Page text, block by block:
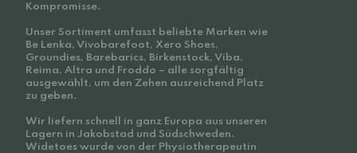
Kompromisse.
Unser Sortiment umfasst beliebte Marken wie
Be Lenka, Vivobarefoot, Xero Shoes,
Groundies, Barebarics, Birkenstock, Viba,
Reima, Altra und Froddo – alle sorgfältig
ausgewählt, um den Zehen ausreichend Platz
zu geben.
Wir liefern schnell in ganz Europa aus unseren
Lagern in Jakobstad und Südschweden.
Widetoes wurde von der Physiotherapeutin